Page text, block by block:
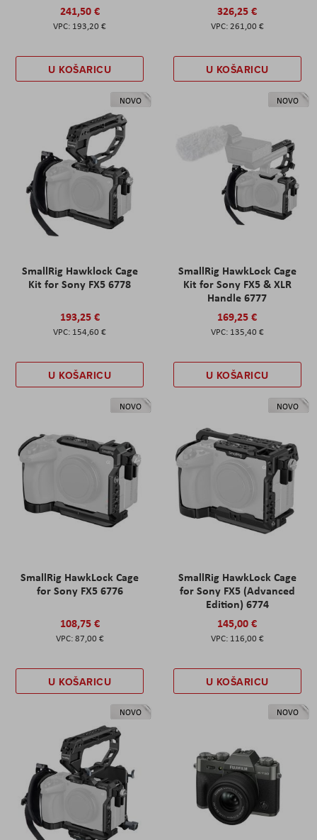
241,50 €
193,20 €
U KOŠARICU
326,25 €
261,00 €
U KOŠARICU
NOVO
SmallRig Hawklock Cage
Kit for Sony FX5 6778
193,25 €
154,60 €
U KOŠARICU
NOVO
SmallRig HawkLock Cage
Kit for Sony FX5 & XLR
Handle 6777
169,25 €
135,40 €
U KOŠARICU
NOVO
SmallRig HawkLock Cage
for Sony FX5 6776
108,75 €
87,00 €
U KOŠARICU
NOVO
SmallRig HawkLock Cage
for Sony FX5 (Advanced
Edition) 6774
145,00 €
116,00 €
U KOŠARICU
NOVO NOVO